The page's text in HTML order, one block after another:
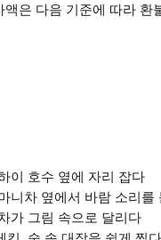
은 다음 기준에 따라 환
이 호수 옆에 자리 잡다
니차 옆에서 바람 소리를
가 그림 속으로 달리다